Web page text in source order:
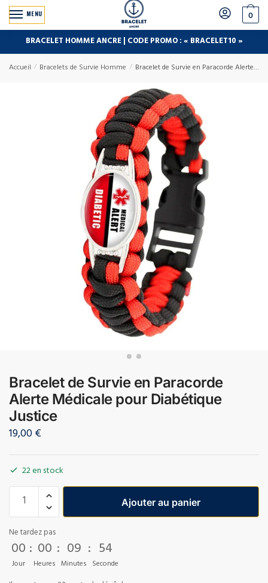
MENU 0
BRACELET HOMME ANCRE | CODE PROMO : « BRACELET10 »
Accueil / Bracelets de Survie Homme / Bracelet de Survie en Paracorde Alerte Médicale pour Diabétique Justice
Bracelet de Survie en Paracorde
Alerte Médicale pour Diabétique
Justice
19,00€
22 en stock
Ajouter au panier
Ne tardez pas
00
Jour
: 00
Heures
: 09
Minutes
: 54
Seconde